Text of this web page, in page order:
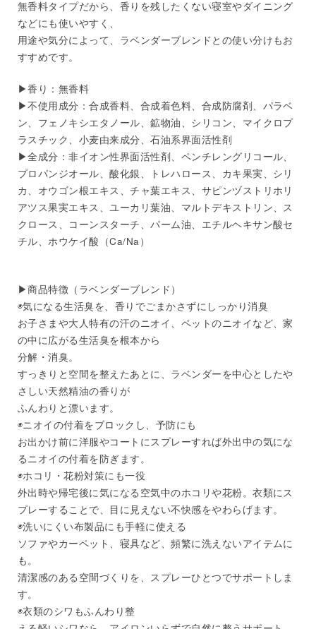
無香料タイプだから、香りを残したくない寝室やダイニング
などにも使いやすく、
用途や気分によって、ラベンダーブレンドとの使い分けもお
すすめです。
▶︎香り：無香料
▶︎不使用成分：合成香料、合成着色料、合成防腐剤、パラベ
ン、フェノキシエタノール、鉱物油、シリコン、マイクロプ
ラスチック、小麦由来成分、石油系界面活性剤
▶︎全成分：非イオン性界面活性剤、ペンチレングリコール、
プロパンジオール、酸化銀、トレハロース、カキ果実、シリ
カ、オウゴン根エキス、チャ葉エキス、サピンヅストリホリ
アツス果実エキス、ユーカリ葉油、マルトデキストリン、ス
クロース、コーンスターチ、パーム油、エチルヘキサン酸セ
チル、ホウケイ酸（Ca/Na）
▶︎商品特徴（ラベンダーブレンド）
◉気になる生活臭を、香りでごまかさずにしっかり消臭
お子さまや大人特有の汗のニオイ、ペットのニオイなど、家
の中に広がる生活臭を根本から
分解・消臭。
すっきりと空間を整えたあとに、ラベンダーを中心としたや
さしい天然精油の香りが
ふんわりと漂います。
◉ニオイの付着をブロックし、予防にも
お出かけ前に洋服やコートにスプレーすれば外出中の気にな
るニオイの付着を防ぎます。
◉ホコリ・花粉対策にも一役
外出時や帰宅後に気になる空気中のホコリや花粉。衣類にス
プレーすることで、目に見えない不快感をやわらげます。
◉洗いにくい布製品にも手軽に使える
ソファやカーペット、寝具など、頻繁に洗えないアイテムに
も。
清潔感のある空間づくりを、スプレーひとつでサポートしま
す。
◉衣類のシワもふんわり整